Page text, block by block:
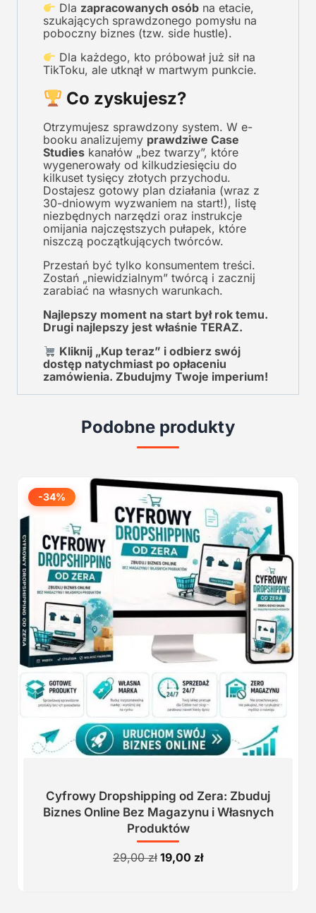
Dla zapracowanych osób na etacie,
szukających sprawdzonego pomysłu na
poboczny biznes (tzw. side hustle).
Dla każdego, kto próbował już sił na
TikToku, ale utknął w martwym punkcie.
Co zyskujesz?
Otrzymujesz sprawdzony system. W e-
booku analizujemy prawdziwe Case
Studies kanałów „bez twarzy”, które
wygenerowały od kilkudziesięciu do
kilkuset tysięcy złotych przychodu.
Dostajesz gotowy plan działania (wraz z
30-dniowym wyzwaniem na start!), listę
niezbędnych narzędzi oraz instrukcje
omijania najczęstszych pułapek, które
niszczą początkujących twórców.
Przestań być tylko konsumentem treści.
Zostań „niewidzialnym” twórcą i zacznij
zarabiać na własnych warunkach.
Najlepszy moment na start był rok temu.
Drugi najlepszy jest właśnie TERAZ.
Kliknij „Kup teraz” i odbierz swój
dostęp natychmiast po opłaceniu
zamówienia. Zbudujmy Twoje imperium!
Podobne produkty
-34%
Cyfrowy Dropshipping od Zera: Zbuduj
Biznes Online Bez Magazynu i Własnych
Produktów
29,00zł Pierwotna
19,00 złAktualna